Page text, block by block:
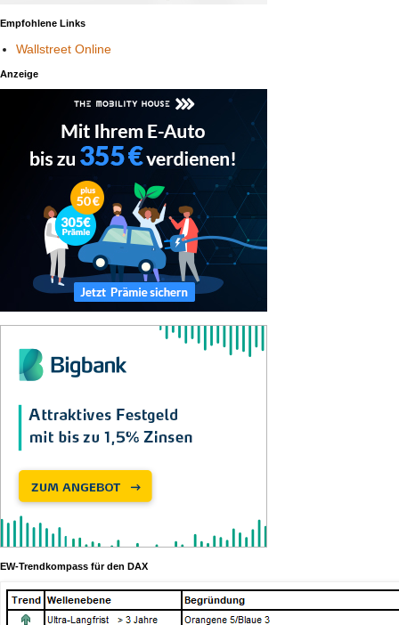
Empfohlene Links
Wallstreet Online
Anzeige
EW-Trendkompass für den DAX